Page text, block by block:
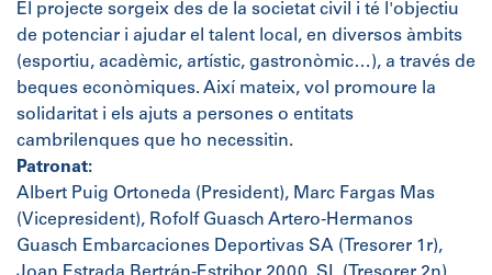
El projecte sorgeix des de la societat civil i té l'objectiu
de potenciar i ajudar el talent local, en diversos àmbits
(esportiu, acadèmic, artístic, gastronòmic…), a través de
beques econòmiques. Així mateix, vol promoure la
solidaritat i els ajuts a persones o entitats
cambrilenques que ho necessitin.
Patronat:
Albert Puig Ortoneda (President), Marc Fargas Mas
(Vicepresident), Rofolf Guasch Artero-Hermanos
Guasch Embarcaciones Deportivas SA (Tresorer 1r),